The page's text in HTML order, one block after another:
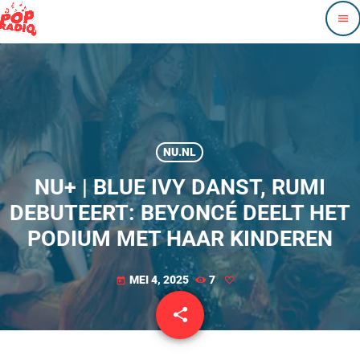
menu
NU.NL
NU+ | BLUE IVY DANST, RUMI
DEBUTEERT: BEYONCÉ DEELT HET
PODIUM MET HAAR KINDEREN
today MEI 4, 2025 7
share
email